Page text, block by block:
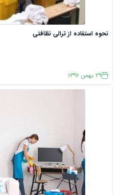
نحوه استفاده از ترالی نظافتی
29 بهمن 1396